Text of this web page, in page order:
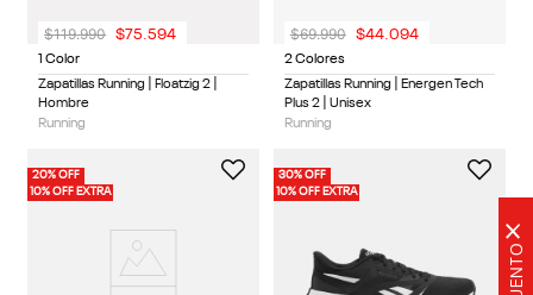
×
1 Color
Zapatillas Running | Floatzig 2 |
Hombre
Running
$119.990 $75.594
2 Colores
Zapatillas Running | Energen Tech
Plus 2 | Unisex
Running
$69.990 $44.094
20% OFF
10% OFF EXTRA
30% OFF
10% OFF EXTRA